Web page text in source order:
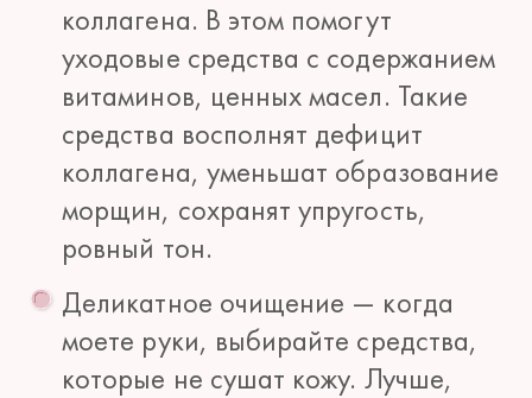
коллагена. В этом помогут
уходовые средства с содержанием
витаминов, ценных масел. Такие
средства восполнят дефицит
коллагена, уменьшат образование
морщин, сохранят упругость,
ровный тон.
Деликатное очищение — когда
моете руки, выбирайте средства,
которые не сушат кожу. Лучше,